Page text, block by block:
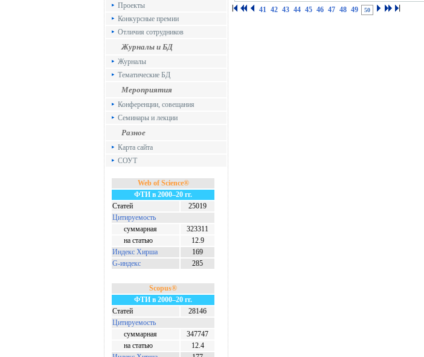
Проекты
Конкурсные премии
Отличия сотрудников
Журналы и БД
Журналы
Тематические БД
Мероприятия
Конференции, совещания
Семинары и лекции
Разное
Карта сайта
СОУТ
Web of Science®
ФТИ в 2000–20 гг.
Статей
25019
Цитируемость
суммарная
323311
на статью
12.9
Индекс Хирша
169
G-индекс
285
Scopus®
ФТИ в 2000–20 гг.
Статей
28146
Цитируемость
суммарная
347747
на статью
12.4
41 42 43 44 45 46 47 48 49 50